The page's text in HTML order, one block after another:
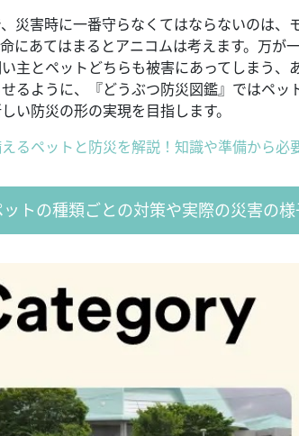
災害時に一番守らなくてはならないのは
にあてはまるとアニコムは考えます。万
主とペットどちらも被害にあってしまう
るように、『どうぶつ防災図鑑』ではペ
い防災の形の実現を目指します。
るペットと防災を解説！知識や準備から必
ットの種類ごとの対策や実際の災害の